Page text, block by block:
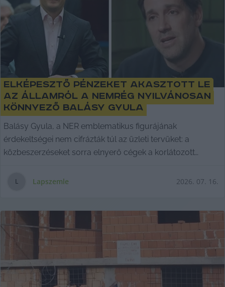
Elképesztő pénzeket akasztott le
az államról a nemrég nyilvánosan
könnyező Balásy Gyula
Balásy Gyula, a NER emblematikus figurájának
érdekeltségei nem cifrázták túl az üzleti tervüket: a
közbeszerzéseket sorra elnyerő cégek a korlátozott
szolgáltatásokra építettek - derült ki a 444 cikkéből.
L Lapszemle 2026. 07. 16.